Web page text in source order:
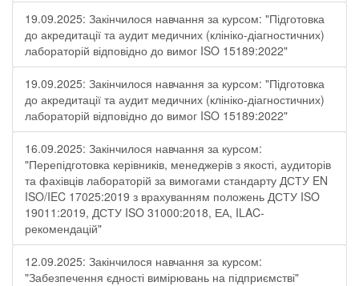
19.09.2025: Закінчилося навчання за курсом: "Підготовка
до акредитації та аудит медичних (клініко-діагностичних)
лабораторій відповідно до вимог ISO 15189:2022"
19.09.2025: Закінчилося навчання за курсом: "Підготовка
до акредитації та аудит медичних (клініко-діагностичних)
лабораторій відповідно до вимог ISO 15189:2022"
16.09.2025: Закінчилося навчання за курсом:
"Перепідготовка керівників, менеджерів з якості, аудиторів
та фахівців лабораторій за вимогами стандарту ДСТУ EN
ISO/IEC 17025:2019 з врахуванням положень ДСТУ ISO
19011:2019, ДСТУ ISO 31000:2018, ЕА, ILAC-
рекомендацій"
12.09.2025: Закінчилося навчання за курсом:
"Забезпечення єдності вимірювань на підприємстві"